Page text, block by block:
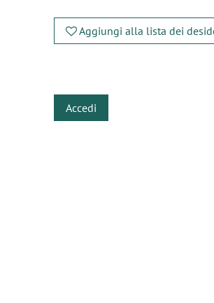
Aggiungi alla lista dei
Accedi